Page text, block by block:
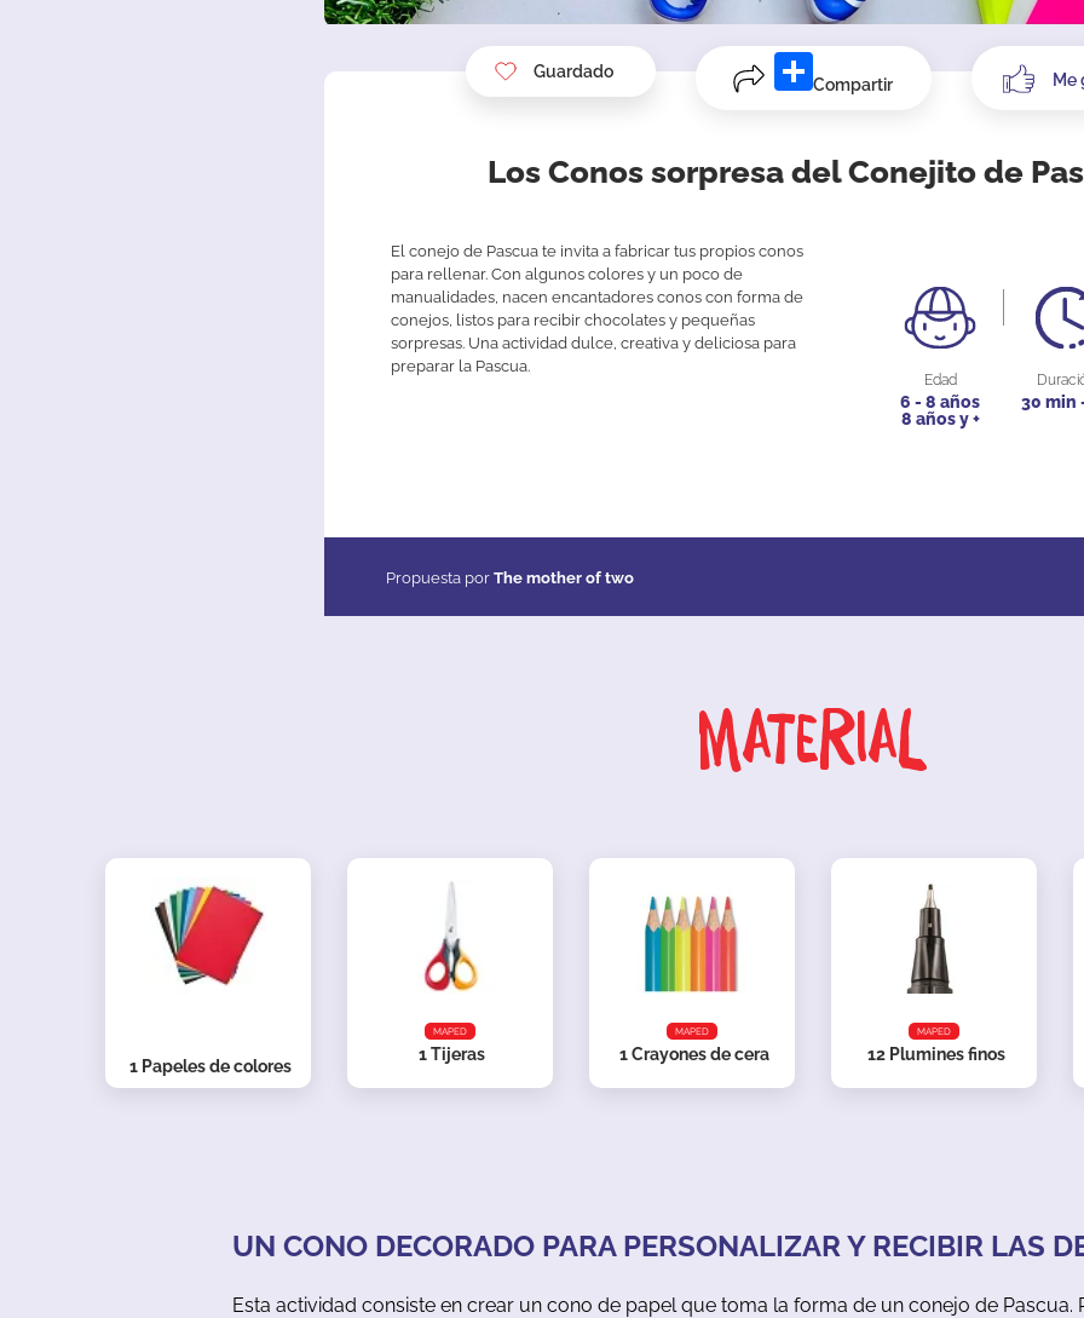
Guardado
Compartir Me
Los Conos sorpresa del Conejito de
El conejo de Pascua te invita a fabricar tus propios conos
para rellenar. Con algunos colores y un poco de
manualidades, nacen encantadores conos con forma de
conejos, listos para recibir chocolates y pequeñas
sorpresas. Una actividad dulce, creativa y deliciosa para
preparar la Pascua.
Edad
6 - 8 años
8 años y +
30 min
Propuesta por The mother of two
Material
1 Papeles de colores
MAPED
1Tijeras
MAPED
1Crayones de cera
MAPED
12 Plumines finos
UN CONO DECORADO PARA PERSONALIZAR Y RECIBIR LAS
Esta actividad consiste en crear un cono de papel que toma la forma de un conejo de Pascua.